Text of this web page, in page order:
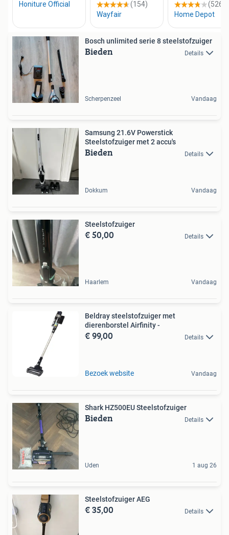
Bosch unlimited serie 8 steelstofzuiger
Bieden Details
Scherpenzeel Vandaag
Samsung 21.6V Powerstick
Steelstofzuiger met 2 accu's
Bieden Details
Dokkum Vandaag
Steelstofzuiger
€ 50,00 Details
Haarlem Vandaag
Beldray steelstofzuiger met
dierenborstel Airfinity -
€ 99,00 Details
Bezoek website Vandaag
Shark HZ500EU Steelstofzuiger
Bieden Details
Uden 1 aug 26
Steelstofzuiger AEG
€ 35,00 Details